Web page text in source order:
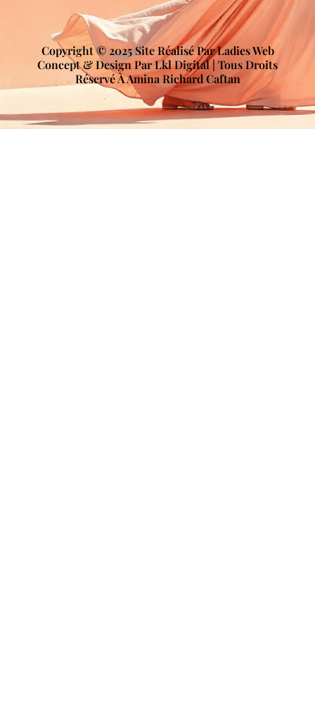
Copyright © 2025 Site Réalisé Par Ladies Web
Concept & Design Par Lkl Digital | Tous Droits
Réservé À Amina Richard Caftan